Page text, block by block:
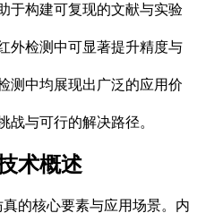
于构建可复现的文献与实验
外检测中可显著提升精度与
测中均展现出广泛的应用价
战与可行的解决路径。
术概述
的核心要素与应用场景。内